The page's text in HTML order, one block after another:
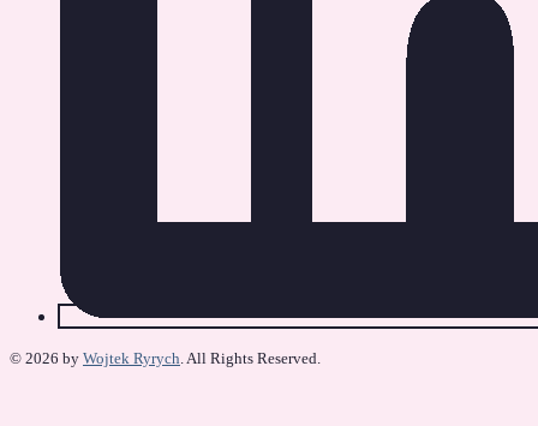
© 2026 by Wojtek Ryrych . All Rights Reserved.